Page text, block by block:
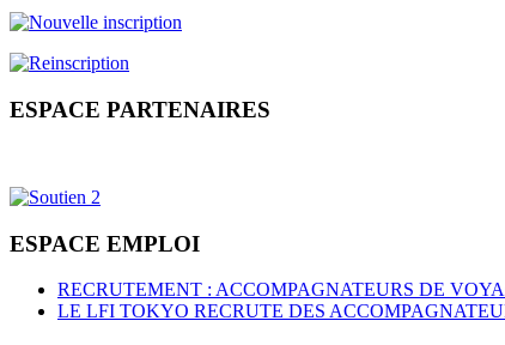
ESPACE PARTENAIRES
ESPACE EMPLOI
RECRUTEMENT : ACCOMPAGNATEURS DE
LE LFI TOKYO RECRUTE DES